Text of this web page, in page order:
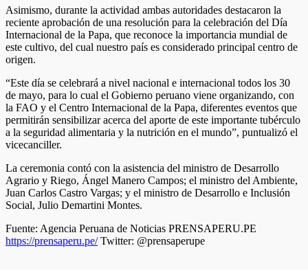
Asimismo, durante la actividad ambas autoridades destacaron la
reciente aprobación de una resolución para la celebración del Día
Internacional de la Papa, que reconoce la importancia mundial de
este cultivo, del cual nuestro país es considerado principal centro de
origen.
“Este día se celebrará a nivel nacional e internacional todos los 30
de mayo, para lo cual el Gobierno peruano viene organizando, con
la FAO y el Centro Internacional de la Papa, diferentes eventos que
permitirán sensibilizar acerca del aporte de este importante tubérculo
a la seguridad alimentaria y la nutrición en el mundo”, puntualizó el
vicecanciller.
La ceremonia contó con la asistencia del ministro de Desarrollo
Agrario y Riego, Ángel Manero Campos; el ministro del Ambiente,
Juan Carlos Castro Vargas; y el ministro de Desarrollo e Inclusión
Social, Julio Demartini Montes.
Fuente: Agencia Peruana de Noticias PRENSAPERU.PE
https://prensaperu.pe/Twitter: @prensaperupe